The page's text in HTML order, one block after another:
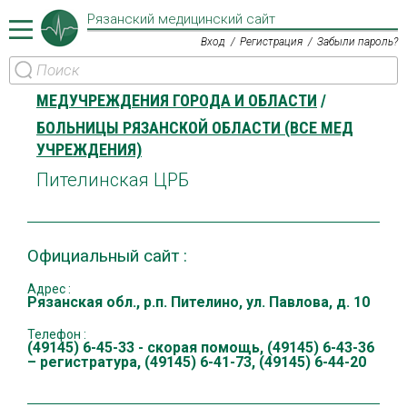
Рязанский медицинский сайт
Вход Регистрация Забыли пароль?
МЕДУЧРЕЖДЕНИЯ ГОРОДА И ОБЛАСТИ
БОЛЬНИЦЫ РЯЗАНСКОЙ ОБЛАСТИ (ВСЕ МЕД
УЧРЕЖДЕНИЯ)
Пителинская ЦРБ
Официальный сайт :
Адрес :
Рязанская обл., р.п. Пителино, ул. Павлова, д. 10
Телефон :
(49145) 6-45-33 - скорая помощь, (49145) 6-43-36
– регистратура, (49145) 6-41-73, (49145) 6-44-20